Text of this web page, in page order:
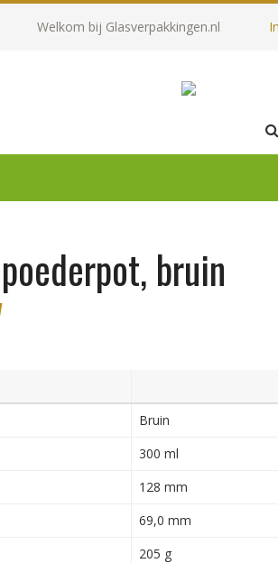
Welkom bij Glasverpakkingen.nl
bruin
Bruin
300 ml
128 mm
69,0 mm
205 g